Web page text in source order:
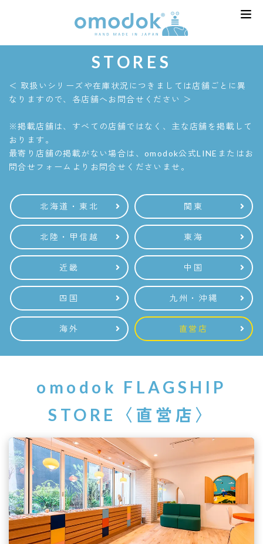
STORES
＜ 取扱いシリーズや在庫状況につきましては店舗ごとに異
なりますので、各店舗へお問合せください ＞
※掲載店舗は、すべての店舗ではなく、主な店舗を掲載して
おります。
最寄り店舗の掲載がない場合は、omodok公式LINEまたはお
問合せフォームよりお問合せくださいませ。
北海道・東北 関東
北陸・甲信越 東海
近畿 中国
四国 九州・沖縄
海外 直営店
omodok FLAGSHIP
STORE〈直営店〉